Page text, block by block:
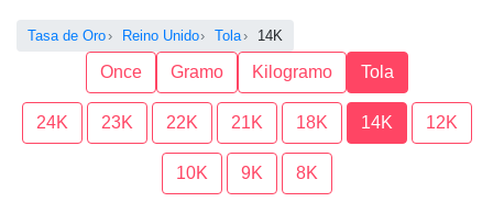
Tasa de Oro Reino Unido Tola 14K
Once Gramo Kilogramo Tola
24K 23K 22K 21K 18K 14K 12K
10K 9K 8K